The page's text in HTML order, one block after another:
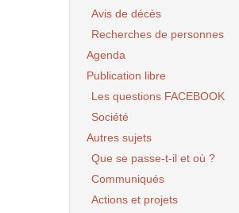
Avis de décès
Recherches de personnes
Agenda
Publication libre
Les questions FACEBOOK
Société
Autres sujets
Que se passe-t-il et où ?
Communiqués
Actions et projets